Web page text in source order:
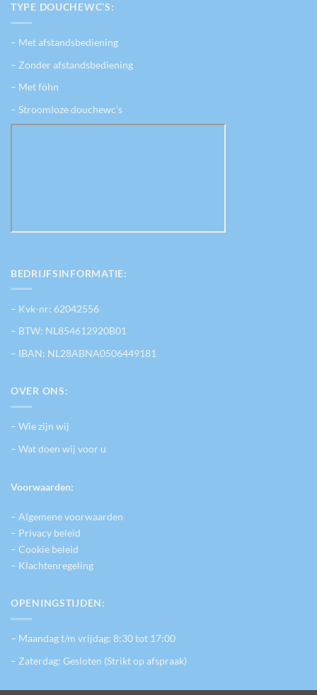
TYPE DOUCHEWC’S:
– Met afstandsbediening
– Zonder afstandsbediening
– Met föhn
– Stroomloze douchewc’s
BEDRIJFSINFORMATIE:
– Kvk-nr: 62042556
– BTW: NL854612920B01
– IBAN: NL28ABNA0506449181
OVER ONS:
– Wie zijn wij
– Wat doen wij voor u
Voorwaarden:
– Algemene voorwaarden
– Privacy beleid
– Cookie beleid
– Klachtenregeling
OPENINGSTIJDEN:
– Maandag t/m vrijdag: 8:30 tot 17:00
– Zaterdag: Gesloten (Strikt op afspraak)